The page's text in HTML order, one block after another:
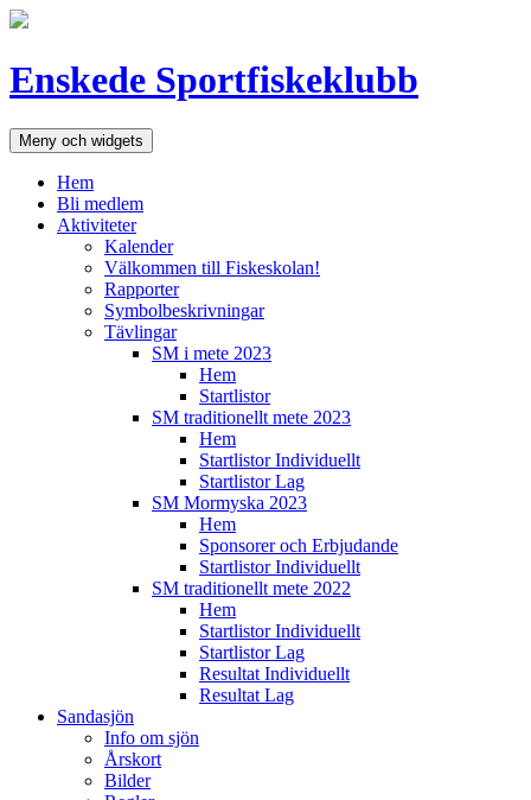
Hoppa
Enskede Sportfiskeklubb
Meny och widgets
Hem
Bli medlem
Aktiviteter
Kalender
Välkommen till Fiskeskolan!
Rapporter
Symbolbeskrivningar
Tävlingar
SM i mete 2023
Hem
Startlistor
SM traditionellt mete 2023
Hem
Startlistor Individuellt
Startlistor Lag
SM Mormyska 2023
Hem
Sponsorer och Erbjudande
Startlistor Individuellt
SM traditionellt mete 2022
Hem
Startlistor Individuellt
Startlistor Lag
Resultat Individuellt
Resultat Lag
Sandasjön
Info om sjön
Årskort
Bilder